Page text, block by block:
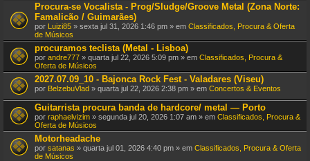
Procura-se Vocalista - Prog/Sludge/Groove Metal (Zona Norte:
Famalicão / Guimarães)
por Luizi85 » sexta jul 31, 2026 1:46 pm » em Classificados, Procura & Oferta
de Músicos
procuramos teclista (Metal - Lisboa)
por andre777 » quarta jul 22, 2026 5:09 pm » em Classificados, Procura &
Oferta de Músicos
2027.07.09_10 - Bajonca Rock Fest - Valadares (Viseu)
por BelzebuVlad » quarta jul 22, 2026 2:38 pm » em Concertos & Eventos
Guitarrista procura banda de hardcore/ metal — Porto
por raphaelvizim » segunda jul 20, 2026 1:07 am » em Classificados, Procura &
Oferta de Músicos
Motorheadache
por satanas » quarta jul 01, 2026 4:40 pm » em Classificados, Procura & Oferta
de Músicos